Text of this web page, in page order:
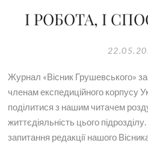
І РОБОТА, І
Журнал «Вісник Грушевського»
членам експедиційного корпусу
поділитися з нашим читачем
життєдіяльність цього
запитання редакції нашого